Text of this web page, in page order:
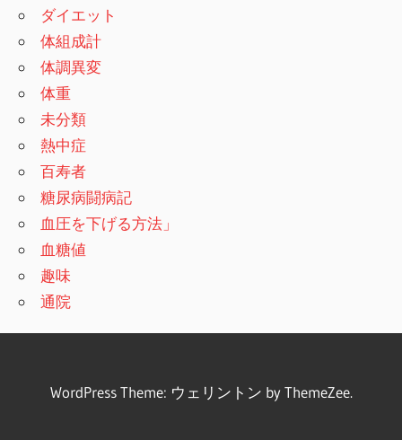
ダイエット
体組成計
体調異変
体重
未分類
熱中症
百寿者
糖尿病闘病記
血圧を下げる方法」
血糖値
趣味
通院
WordPress Theme: ウェリントン by ThemeZee.